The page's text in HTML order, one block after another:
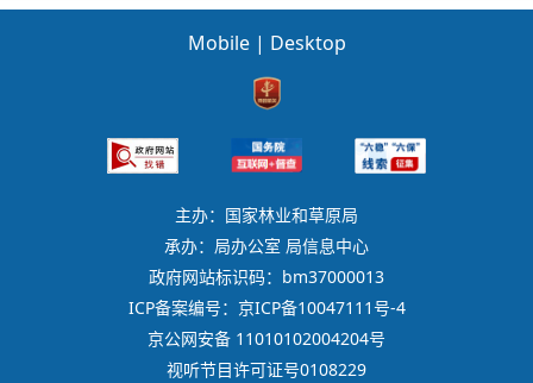
Mobile | Desktop
主办：国家林业和草原局
承办：局办公室 局信息中心
政府网站标识码：bm37000013
ICP备案编号：京ICP备10047111号-4
京公网安备 11010102004204号
视听节目许可证号0108229